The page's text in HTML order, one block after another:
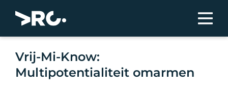
Vrij-Mi-Know:
Multipotentialiteit omarmen